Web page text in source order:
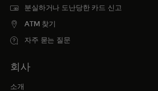
분실하거나 도난당한 카드 신고
ATM 찾기
자주 묻는 질문
회사
소개